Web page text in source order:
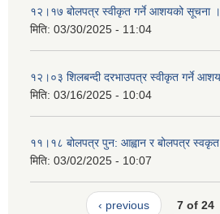
१२।१७ बोलपत्र स्वीकृत गर्ने आशयको सूचना ।
मिति: 03/30/2025 - 11:04
१२।०३ शिलबन्दी दरभाउपत्र स्वीकृत गर्ने
मिति: 03/16/2025 - 10:04
११।१८ बोलपत्र पुन: आह्वान र बोलपत्र
मिति: 03/02/2025 - 10:07
‹ previous 7 of 24